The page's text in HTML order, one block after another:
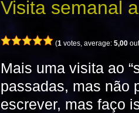
Visita semanal
(1 votes, average:5,00
Mais uma visita ao
passadas, mas não
escrever, mas faço